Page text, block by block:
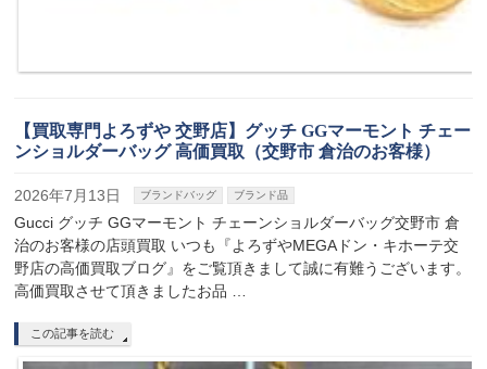
【買取専門よろずや 交野店】グッチ GGマーモント チェー
ンショルダーバッグ 高価買取（交野市 倉治のお客様）
2026年7月13日 ブランドバッグ ブランド品
Gucci グッチ GGマーモント チェーンショルダーバッグ交野市 倉
治のお客様の店頭買取 いつも『よろずやMEGAドン・キホーテ交
野店の高価買取ブログ』をご覧頂きまして誠に有難うございます。
高価買取させて頂きましたお品 …
この記事を読む